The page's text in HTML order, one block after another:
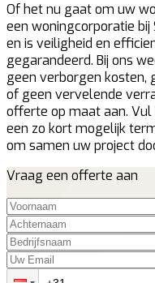
Of het nu gaat om uw
een woningcorporatie
en is veiligheid en
gegarandeerd. Bij ons
geen verborgen kosten,
of geen vervelende
offerte op maat aan.
een zo kort mogelijk
om samen uw project
Vraag een offerte aan